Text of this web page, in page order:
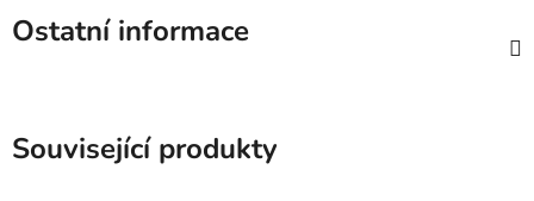
Ostatní informace
Související produkty